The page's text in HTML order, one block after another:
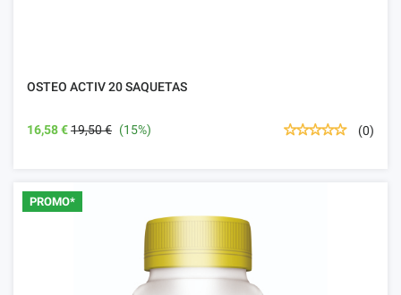
OSTEO ACTIV 20 SAQUETAS
16,58 €19,50 € (15%) (0)
PROMO*